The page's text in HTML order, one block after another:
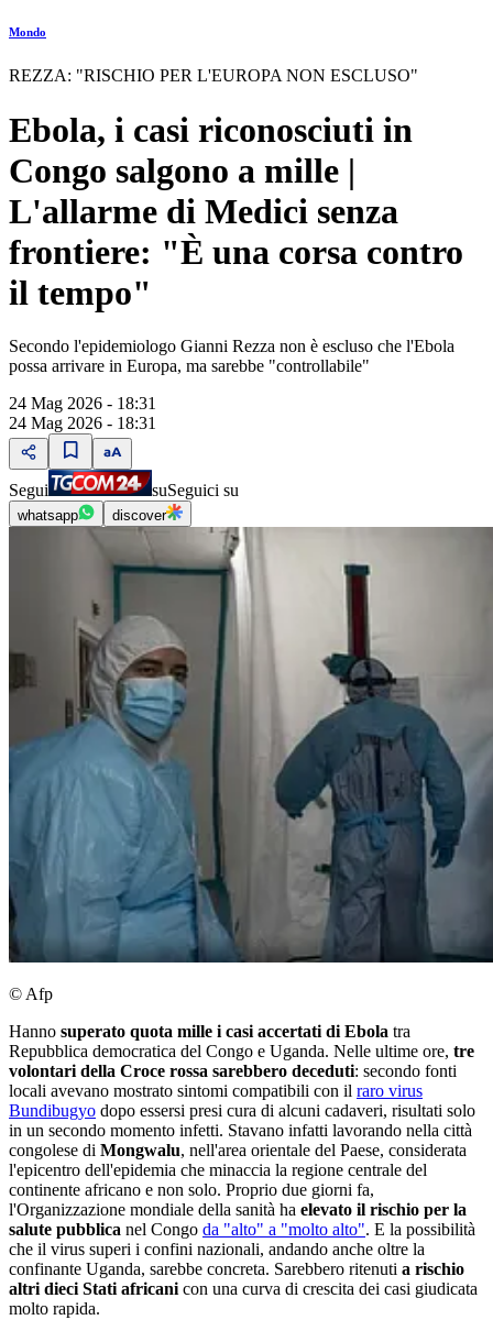
Mondo
REZZA: "RISCHIO PER L'EUROPA NON ESCLUSO"
Ebola, i casi riconosciuti in
Congo salgono a mille |
L'allarme di Medici senza
frontiere: "È una corsa contro
il tempo"
Secondo l'epidemiologo Gianni Rezza non è escluso che l'Ebola
possa arrivare in Europa, ma sarebbe "controllabile"
24 Mag 2026 - 18:31
24 Mag 2026 - 18:31
Segui suSeguici su
whatsapp discover
© Afp
Hanno superato quota mille i casi accertati di Ebola tra
Repubblica democratica del Congo e Uganda. Nelle ultime ore, tre
volontari della Croce rossa sarebbero deceduti: secondo fonti
locali avevano mostrato sintomi compatibili con il raro virus
Bundibugyo dopo essersi presi cura di alcuni cadaveri, risultati solo
in un secondo momento infetti. Stavano infatti lavorando nella città
congolese di Mongwalu, nell'area orientale del Paese, considerata
l'epicentro dell'epidemia che minaccia la regione centrale del
continente africano e non solo. Proprio due giorni fa,
l'Organizzazione mondiale della sanità ha elevato il rischio per la
salute pubblica nel Congo da "alto" a "molto alto". E la possibilità
che il virus superi i confini nazionali, andando anche oltre la
confinante Uganda, sarebbe concreta. Sarebbero ritenuti a rischio
altri dieci Stati africani con una curva di crescita dei casi giudicata
molto rapida.